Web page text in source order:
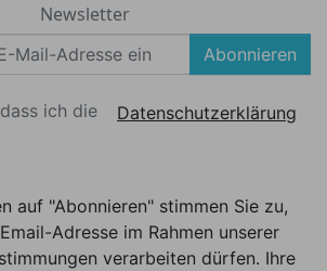
Newsletter
Abonnieren
ich die
Datenschutzerklärung
auf "Abonnieren" stimmen Sie zu,
Adresse im Rahmen unserer
verarbeiten dürfen. Ihre